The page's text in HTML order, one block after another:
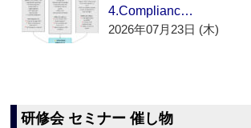
4.Complianc…
2026年07月23日 (木)
研修会 セミナー 催し物